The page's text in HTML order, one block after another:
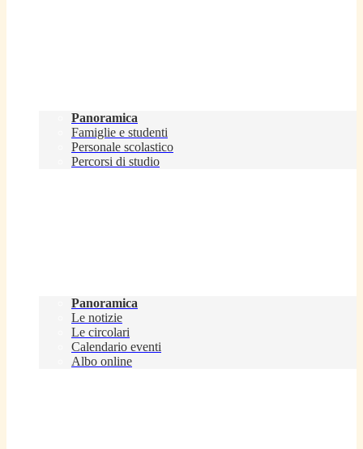
Panoramica
Famiglie e studenti
Personale scolastico
Percorsi di studio
Panoramica
Le notizie
Le circolari
Calendario eventi
Albo online